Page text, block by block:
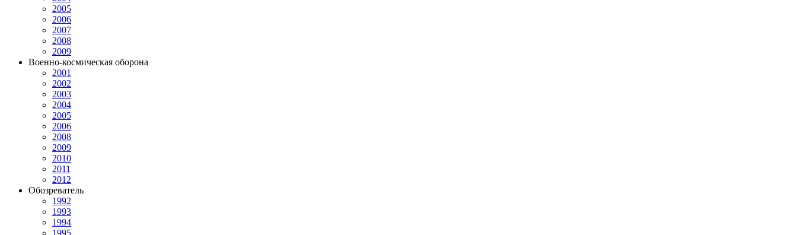
2005
2006
2007
2008
2009
Военно-космическая оборона
2001
2002
2003
2004
2005
2006
2008
2009
2010
2011
2012
Обозреватель
1992
1993
1994